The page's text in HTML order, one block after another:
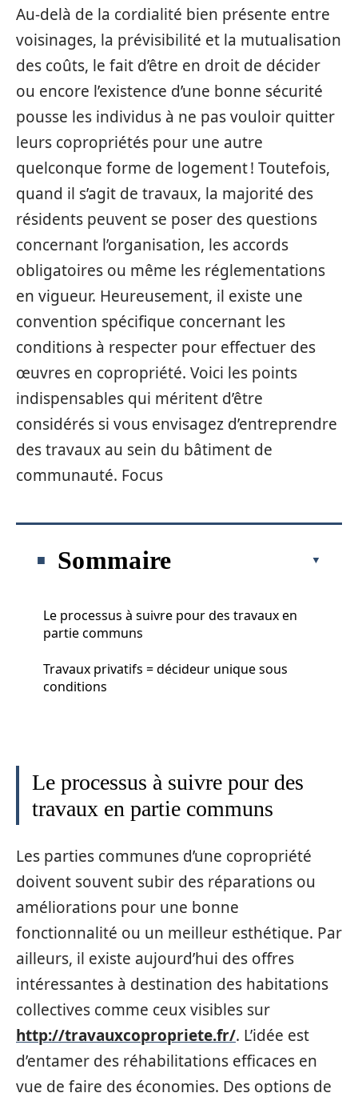
Au-delà de la cordialité bien présente entre
voisinages, la prévisibilité et la mutualisation
des coûts, le fait d’être en droit de décider
ou encore l’existence d’une bonne sécurité
pousse les individus à ne pas vouloir quitter
leurs copropriétés pour une autre
quelconque forme de logement ! Toutefois,
quand il s’agit de travaux, la majorité des
résidents peuvent se poser des questions
concernant l’organisation, les accords
obligatoires ou même les réglementations
en vigueur. Heureusement, il existe une
convention spécifique concernant les
conditions à respecter pour effectuer des
œuvres en copropriété. Voici les points
indispensables qui méritent d’être
considérés si vous envisagez d’entreprendre
des travaux au sein du bâtiment de
communauté. Focus
Sommaire
Le processus à suivre pour des travaux en
partie communs
Travaux privatifs = décideur unique sous
conditions
Le processus à suivre pour des
travaux en partie communs
Les parties communes d’une copropriété
doivent souvent subir des réparations ou
améliorations pour une bonne
fonctionnalité ou un meilleur esthétique. Par
ailleurs, il existe aujourd’hui des offres
intéressantes à destination des habitations
collectives comme ceux visibles sur
http://travauxcopropriete.fr/. L’idée est
d’entamer des réhabilitations efficaces en
vue de faire des économies. Des options de